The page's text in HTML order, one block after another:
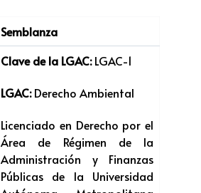
Semblanza
Clave de la LGAC:LGAC-1
LGAC:Derecho Ambiental
Licenciado en Derecho por el
Área de Régimen de la
Administración y Finanzas
Públicas de la Universidad